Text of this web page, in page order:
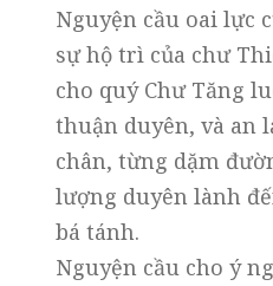
Nguyện cầu oai lực
sự hộ trì của chư
cho quý Chư Tăng
thuận duyên, và an
chân, từng dặm
lượng duyên lành
bá tánh.
Nguyện cầu cho ý